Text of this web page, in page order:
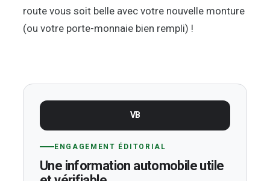
route vous soit belle avec votre nouvelle monture
(ou votre porte-monnaie bien rempli) !
VB
ENGAGEMENT ÉDITORIAL
Une information automobile utile